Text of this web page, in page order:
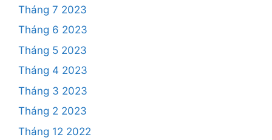
Tháng 7 2023
Tháng 6 2023
Tháng 5 2023
Tháng 4 2023
Tháng 3 2023
Tháng 2 2023
Tháng 12 2022